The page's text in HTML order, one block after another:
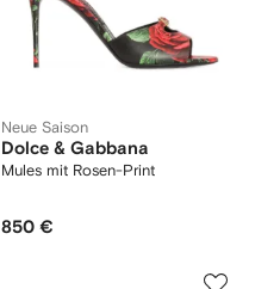
Neue Saison
Dolce & Gabbana
Mules mit Rosen-Print
850 €